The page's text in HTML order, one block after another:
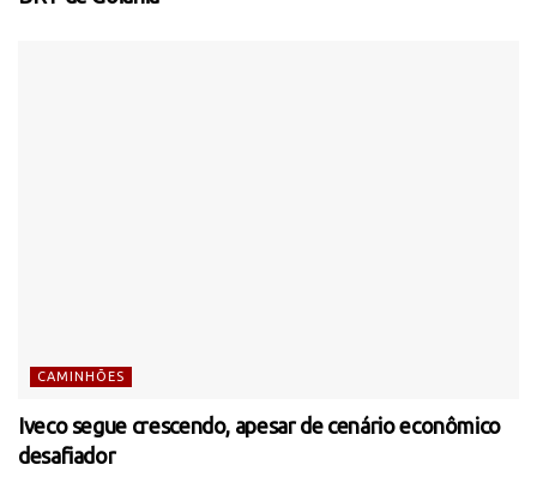
CAMINHÕES
Iveco segue crescendo, apesar de cenário econômico
desafiador